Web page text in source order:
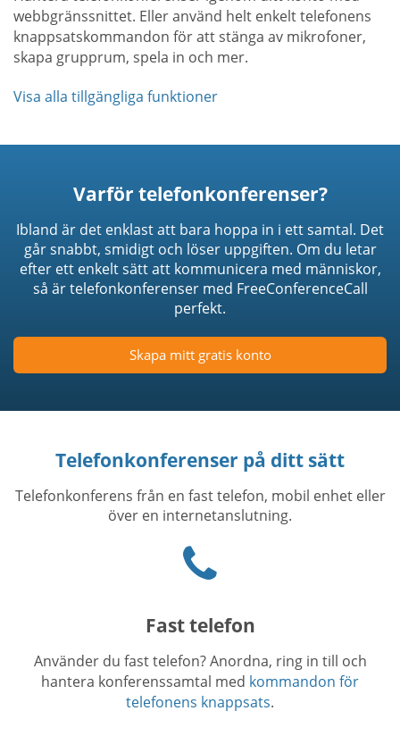
webbgränssnittet. Eller använd helt enkelt telefonens
knappsatskommandon för att stänga av mikrofoner,
skapa grupprum, spela in och mer.
Visa alla tillgängliga funktioner
Varför telefonkonferenser?
Ibland är det enklast att bara hoppa in i ett samtal. Det
går snabbt, smidigt och löser uppgiften. Om du letar
efter ett enkelt sätt att kommunicera med människor,
så är telefonkonferenser med FreeConferenceCall
perfekt.
Skapa mitt gratis konto
Telefonkonferenser på ditt sätt
Telefonkonferens från en fast telefon, mobil enhet eller
över en internetanslutning.
icon
Fast telefon
Använder du fast telefon? Anordna, ring in till och
hantera konferenssamtal med kommandon för
telefonens knappsats.